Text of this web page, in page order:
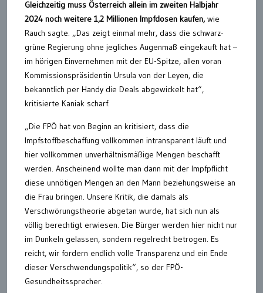
Gleichzeitig muss Österreich allein im zweiten Halbjahr
2024 noch weitere 1,2 Millionen Impfdosen kaufen,wie
Rauch sagte. „Das zeigt einmal mehr, dass die schwarz-
grüne Regierung ohne jegliches Augenmaß eingekauft hat –
im hörigen Einvernehmen mit der EU-Spitze, allen voran
Kommissionspräsidentin Ursula von der Leyen, die
bekanntlich per Handy die Deals abgewickelt hat“,
kritisierte Kaniak scharf.
„Die FPÖ hat von Beginn an kritisiert, dass die
Impfstoffbeschaffung vollkommen intransparent läuft und
hier vollkommen unverhältnismäßige Mengen beschafft
werden. Anscheinend wollte man dann mit der Impfpflicht
diese unnötigen Mengen an den Mann beziehungsweise an
die Frau bringen. Unsere Kritik, die damals als
Verschwörungstheorie abgetan wurde, hat sich nun als
völlig berechtigt erwiesen. Die Bürger werden hier nicht nur
im Dunkeln gelassen, sondern regelrecht betrogen. Es
reicht, wir fordern endlich volle Transparenz und ein Ende
dieser Verschwendungspolitik“, so der FPÖ-
Gesundheitssprecher.